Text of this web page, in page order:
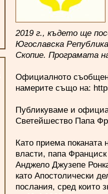
2019 г., където ще
Югославска
Скопие. Програмата
Официалното
намерите също на:
Публикуваме и
Светейшество Папа
Като приема поканата
власти, папа
Анджело Джузепе
като Апостолически
послания, сред които